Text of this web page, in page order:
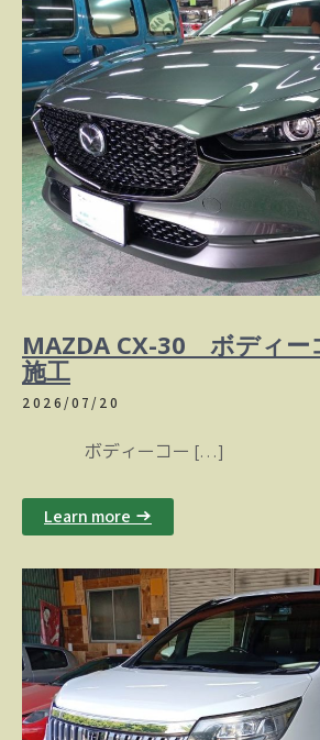
MAZDA CX-30 ボディー
施工
2026/07/20
ボディーコー […]
Learn more →